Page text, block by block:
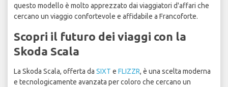
questo modello è molto apprezzato dai viaggiatori d'affari che
cercano un viaggio confortevole e affidabile a Francoforte.
Scopri il futuro dei viaggi con la
Skoda Scala
La Skoda Scala, offerta da SIXT e FLIZZR, è una scelta moderna
e tecnologicamente avanzata per coloro che cercano un